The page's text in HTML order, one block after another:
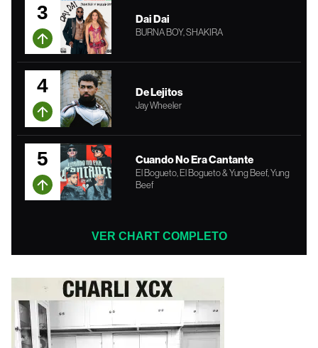
3 Dai Dai
BURNA BOY, SHAKIRA
4 De Lejitos
Jay Wheeler
5 Cuando No Era Cantante
El Bogueto, El Bogueto & Yung Beef, Yung
Beef
VER CHART COMPLETO